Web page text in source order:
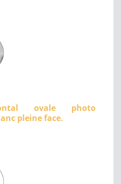
ovale photo
pleine face.